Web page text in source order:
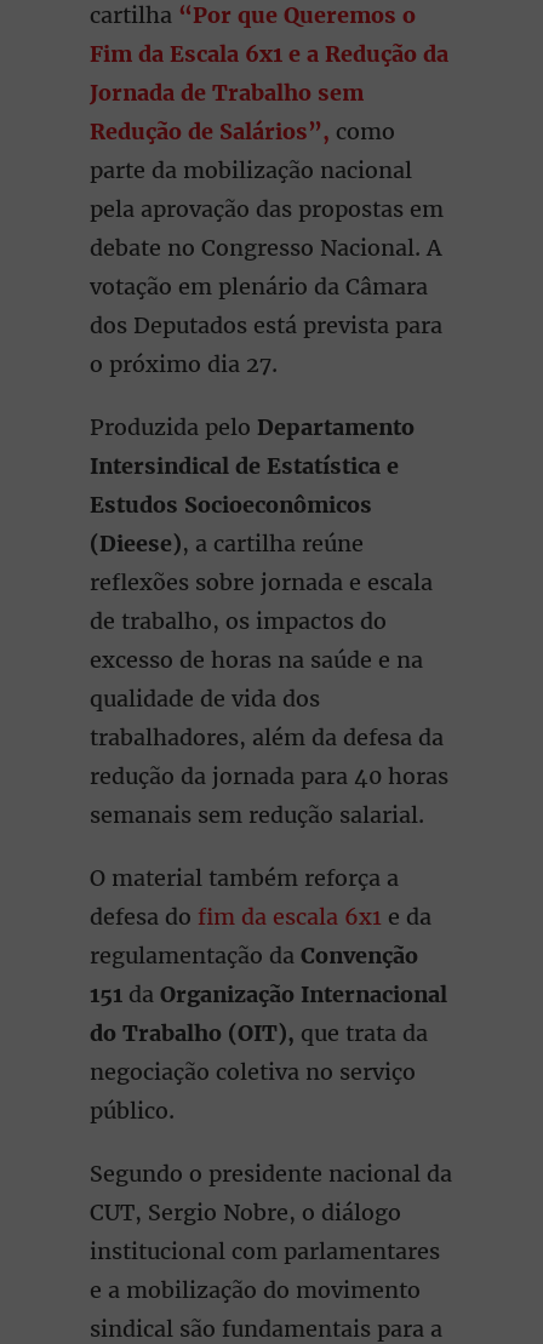
cartilha “Por que Queremos o
Fim da Escala 6x1 e a Redução da
Jornada de Trabalho sem
Redução de Salários”, como
parte da mobilização nacional
pela aprovação das propostas em
debate no Congresso Nacional. A
votação em plenário da Câmara
dos Deputados está prevista para
o próximo dia 27.
Produzida pelo Departamento
Intersindical de Estatística e
Estudos Socioeconômicos
(Dieese), a cartilha reúne
reflexões sobre jornada e escala
de trabalho, os impactos do
excesso de horas na saúde e na
qualidade de vida dos
trabalhadores, além da defesa da
redução da jornada para 40 horas
semanais sem redução salarial.
O material também reforça a
defesa do fim da escala 6x1 e da
regulamentação da Convenção
151 da Organização Internacional
do Trabalho (OIT), que trata da
negociação coletiva no serviço
público.
Segundo o presidente nacional da
CUT, Sergio Nobre, o diálogo
institucional com parlamentares
e a mobilização do movimento
sindical são fundamentais para a